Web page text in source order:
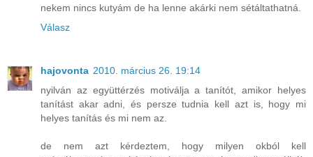
nekem nincs kutyám de ha lenne akárki nem sétáltathatná.
Válasz
hajovonta 2010. március 26. 19:14
nyilván az együttérzés motiválja a tanítót, amikor helyes
tanítást akar adni, és persze tudnia kell azt is, hogy mi
helyes tanítás és mi nem az.
de nem azt kérdeztem, hogy milyen okból kell